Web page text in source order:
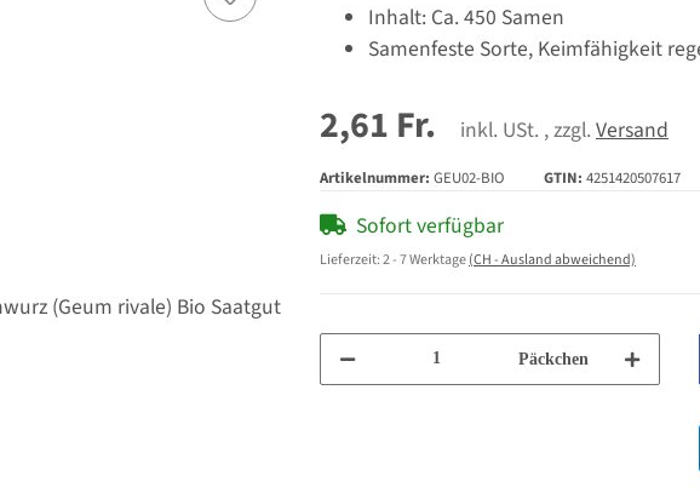
Inhalt: Ca. 450 Samen
Samenfeste Sorte, Keimfähigkeit
2,61 Fr. inkl. USt. , zzgl. Versand
Artikelnummer: GEU02-BIO GTIN: 4251420507617
Sofort verfügbar
Lieferzeit:2 - 7 Werktage(CH - Ausland abweichend)
Päckchen